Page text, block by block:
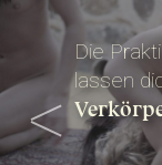
Die
lassen